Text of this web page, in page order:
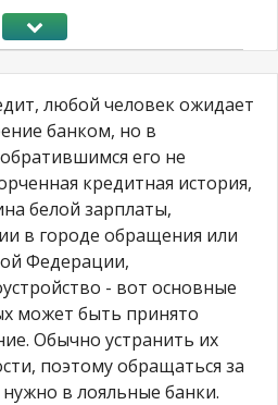
любой человек ожидает
банком, но в
его не
кредитная история,
белой зарплаты,
в городе обращения или
Федерации,
- вот основные
может быть принято
Обычно устранить их
поэтому обращаться за
в лояльные банки.